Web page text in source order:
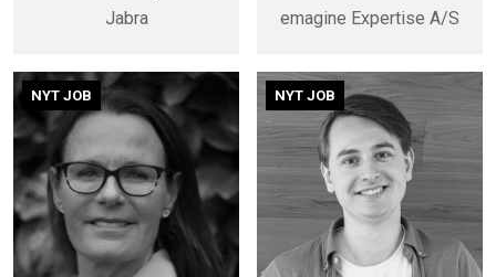
Jabra
emagine Expertise A/S
NYT JOB NYT JOB